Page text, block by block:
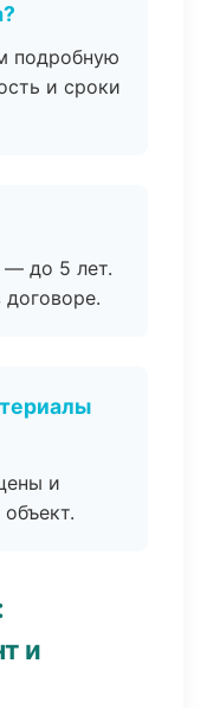
подробную
и сроки
до 5 лет.
и
и